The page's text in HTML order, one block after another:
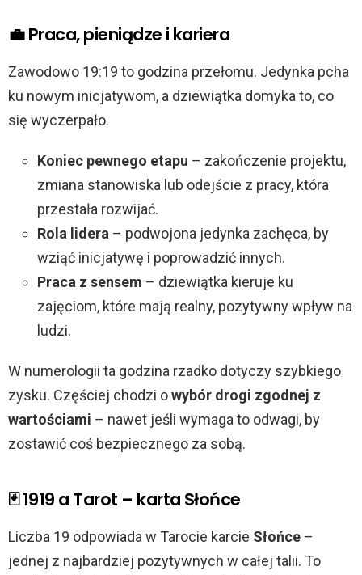
💼 Praca, pieniądze i kariera
Zawodowo 19:19 to godzina przełomu. Jedynka pcha
ku nowym inicjatywom, a dziewiątka domyka to, co
się wyczerpało.
Koniec pewnego etapu – zakończenie projektu,
zmiana stanowiska lub odejście z pracy, która
przestała rozwijać.
Rola lidera – podwojona jedynka zachęca, by
wziąć inicjatywę i poprowadzić innych.
Praca z sensem – dziewiątka kieruje ku
zajęciom, które mają realny, pozytywny wpływ na
ludzi.
W numerologii ta godzina rzadko dotyczy szybkiego
zysku. Częściej chodzi owybór drogi zgodnej z
wartościami – nawet jeśli wymaga to odwagi, by
zostawić coś bezpiecznego za sobą.
🃏 1919 a Tarot – karta Słońce
Liczba 19 odpowiada w Tarocie karcie Słońce –
jednej z najbardziej pozytywnych w całej talii. To